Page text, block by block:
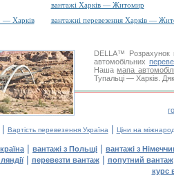
вантажі Харків — Житомир
— Харків
вантажні перевезення Харків —
DELLA™
Розрахунок
автомобільних
Нашамапа
Тупальці — Харків.
Вартість перевезення Україна | Ціни на
| вантажі з Польщі | вантажі з
| перевезти вантаж| попутний вантаж
курс